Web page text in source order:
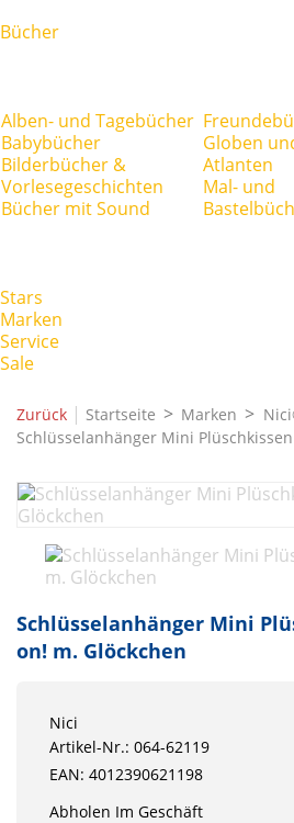
Bücher
Alben- und Tagebücher
Babybücher
Bilderbücher &
Vorlesegeschichten
Bücher mit Sound
Globen
Atlanten
Mal- und
Stars
Marken
Service
Sale
Zurück | Startseite Marken
Schlüsselanhänger Mini
Schlüsselanhänger Mini
on! m. Glöckchen
Nici
Artikel-Nr.: 064-62119
EAN: 4012390621198
Abholen Im Geschäft